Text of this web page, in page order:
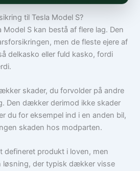
til Tesla Model S?
Model S kan bestå af flere lag. Den
men de fleste ejere af
delkasko eller fuld kasko, fordi
skader, du forvolder på andre
Den dækker derimod ikke skader
du for eksempel ind i en anden bil,
skaden hos modparten.
defineret produkt i loven, men
løsning, der typisk dækker visse